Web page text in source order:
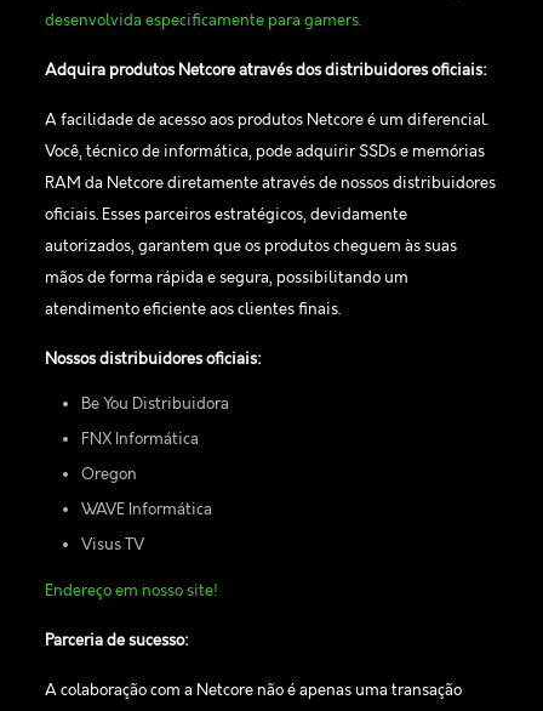
desenvolvida especificamente para gamers.
Adquira produtos Netcore através dos distribuidores oficiais:
A facilidade de acesso aos produtos Netcore é um diferencial.
Você, técnico de informática, pode adquirir SSDs e memórias
RAM da Netcore diretamente através de nossos distribuidores
oficiais. Esses parceiros estratégicos, devidamente
autorizados, garantem que os produtos cheguem às suas
mãos de forma rápida e segura, possibilitando um
atendimento eficiente aos clientes finais.
Nossos distribuidores oficiais:
Be You Distribuidora
FNX Informática
Oregon
WAVE Informática
Visus TV
Endereço em nosso site!
Parceria de sucesso:
A colaboração com a Netcore não é apenas uma transação